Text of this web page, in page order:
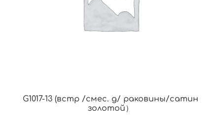
G1017-13 (встр /смес. д/ раковины/сатин
золотой）